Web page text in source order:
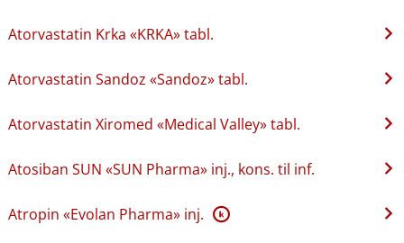
Atorvastatin Krka «KRKA» tabl.
Atorvastatin Sandoz «Sandoz» tabl.
Atorvastatin Xiromed «Medical Valley» tabl.
Atosiban SUN «SUN Pharma» inj., kons. til inf.
Atropin «Evolan Pharma» inj. K